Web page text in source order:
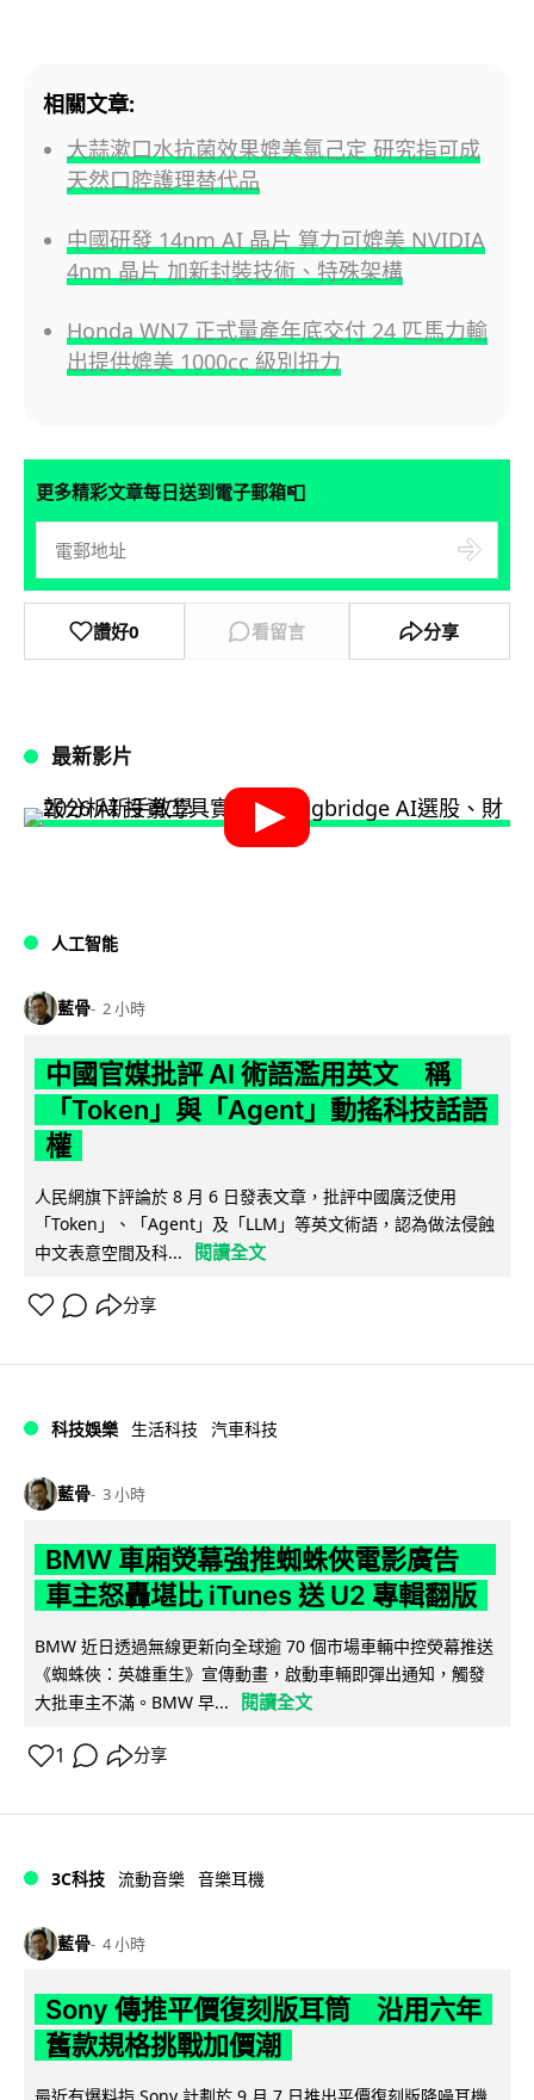
相關文章:
大蒜漱口水抗菌效果媲美氯己定 研究指可成
天然口腔護理替代品
中國研發 14nm AI 晶片 算力可媲美 NVIDIA
4nm 晶片 加新封裝技術、特殊架構
Honda WN7 正式量產年底交付 24 匹馬力輸
出提供媲美 1000cc 級別扭力
更多精彩文章每日送到電子郵箱📮
讚好0 看留言 分享
最新影片
人工智能
藍骨 2 小時
中國官媒批評 AI 術語濫用英文 稱
「Token」與「Agent」動搖科技話語
權
人民網旗下評論於 8 月 6 日發表文章，批評中國廣泛使用
「Token」、「Agent」及「LLM」等英文術語，認為做法侵蝕
中文表意空間及科...
閱讀全文
分享
科技娛樂 生活科技 汽車科技
藍骨 3 小時
BMW 車廂熒幕強推蜘蛛俠電影廣告
車主怒轟堪比 iTunes 送 U2 專輯翻版
BMW 近日透過無線更新向全球逾 70 個市場車輛中控熒幕推送
《蜘蛛俠：英雄重生》宣傳動畫，啟動車輛即彈出通知，觸發
大批車主不滿。BMW 早...
閱讀全文
1 分享
3C科技 流動音樂 音樂耳機
藍骨 4 小時
Sony 傳推平價復刻版耳筒 沿用六年
舊款規格挑戰加價潮